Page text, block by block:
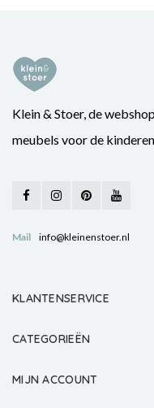
Klein & Stoer, de
meubels voor de
Mail info@kleinenstoer.nl
KLANTENSERVICE
CATEGORIEËN
MIJN ACCOUNT